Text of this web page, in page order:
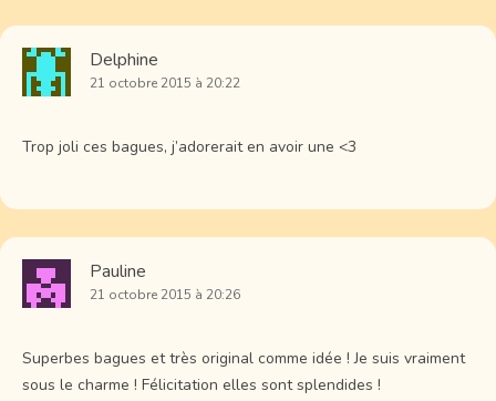
Delphine
21 octobre 2015 à 20:22
Trop joli ces bagues, j’adorerait en avoir une <3
Pauline
21 octobre 2015 à 20:26
Superbes bagues et très original comme idée ! Je suis vraiment
sous le charme ! Félicitation elles sont splendides !